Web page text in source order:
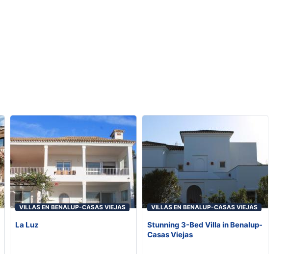
VILLAS EN BENALUP-CASAS VIEJAS
La Luz
VILLAS EN BENALUP-CASAS VIEJAS
Stunning 3-Bed Villa in Benalup-
Casas Viejas